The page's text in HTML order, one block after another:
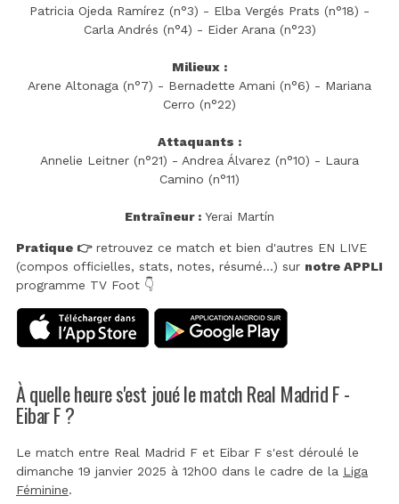
Patricia Ojeda Ramírez (n°3) - Elba Vergés Prats (n°18) -
Carla Andrés (n°4) - Eider Arana (n°23)
Milieux :
Arene Altonaga (n°7) - Bernadette Amani (n°6) - Mariana
Cerro (n°22)
Attaquants :
Annelie Leitner (n°21) - Andrea Álvarez (n°10) - Laura
Camino (n°11)
Entraîneur : Yerai Martín
Pratique 👉retrouvez ce match et bien d'autres EN LIVE
(compos officielles, stats, notes, résumé...) sur notre APPLI
programme TV Foot 👇
À quelle heure s'est joué le match Real Madrid F -
Eibar F ?
Le match entre Real Madrid F et Eibar F s'est déroulé le
dimanche 19 janvier 2025 à 12h00 dans le cadre de la Liga
Féminine.